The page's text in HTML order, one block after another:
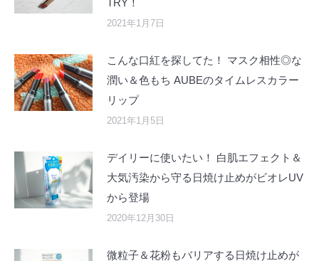
2021年1月7日
こんな口紅を探してた！ マスク相性◎な
潤い＆色もち AUBEのタイムレスカラー
リップ
2021年1月5日
デイリーに使いたい！ 白肌エフェクト＆
大気汚染から守る日焼け止めがビオレUV
から登場
2020年12月30日
微粒子＆花粉もバリアする日焼け止めが